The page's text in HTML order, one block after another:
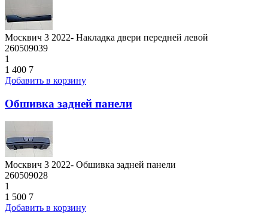
Москвич 3 2022- Накладка двери передней левой
260509039
1
1 400 7
Добавить в корзину
Обшивка задней панели
Москвич 3 2022- Обшивка задней панели
260509028
1
1 500 7
Добавить в корзину